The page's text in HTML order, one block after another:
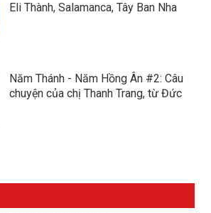
Eli Thành, Salamanca, Tây Ban Nha
Năm Thánh - Năm Hồng Ân #2: Câu
chuyện của chị Thanh Trang, từ Đức